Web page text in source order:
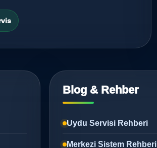
Blog & Rehber
Uydu Servisi Rehberi
Merkezi Sistem Rehberi